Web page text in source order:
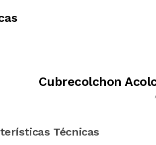
Cubrecolchon
Técnicas